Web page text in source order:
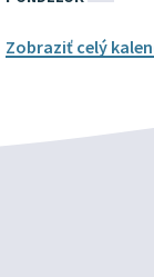
Zobraziť celý